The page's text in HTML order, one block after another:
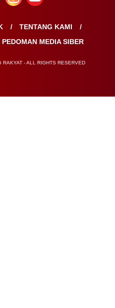
TENTANG KAMI
PEDOMAN MEDIA SIBER
- ALL RIGHTS RESERVED